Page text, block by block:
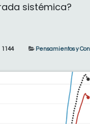
sistémica?
1144 Pensamientos y